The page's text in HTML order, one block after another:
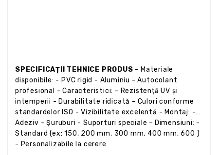
SPECIFICAȚII TEHNICE PRODUS - Materiale
disponibile: - PVC rigid - Aluminiu - Autocolant
profesional - Caracteristici: - Rezistență UV și
intemperii - Durabilitate ridicată - Culori conforme
standardelor ISO - Vizibilitate excelentă - Montaj: -
Adeziv - Șuruburi - Suporturi speciale - Dimensiuni: -
Standard (ex: 150, 200 mm, 300 mm, 400 mm, 600 )
- Personalizabile la cerere